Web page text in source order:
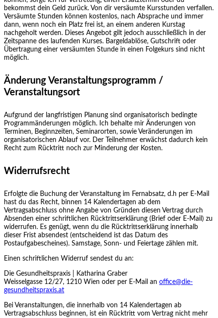
bekommst dein Geld zurück. Von dir versäumte Kursstunden verfallen.
Versäumte Stunden können kostenlos, nach Absprache und immer
dann, wenn noch ein Platz frei ist, an einem anderen Kurstag
nachgeholt werden. Dieses Angebot gilt jedoch ausschließlich in der
Zeitspanne des laufenden Kurses. Bargeldablöse, Gutschrift oder
Übertragung einer versäumten Stunde in einen Folgekurs sind nicht
möglich.
Änderung Veranstaltungsprogramm /
Veranstaltungsort
Aufgrund der langfristigen Planung sind organisatorisch bedingte
Programmänderungen möglich. Ich behalte mir Änderungen von
Terminen, Beginnzeiten, Seminarorten, sowie Veränderungen im
organisatorischen Ablauf vor. Der Teilnehmer erwächst dadurch kein
Recht zum Rücktritt noch zur Minderung der Kosten.
Widerrufsrecht
Erfolgte die Buchung der Veranstaltung im Fernabsatz, d.h per E-Mail
hast du das Recht, binnen 14 Kalendertagen ab dem
Vertragsabschluss ohne Angabe von Gründen diesen Vertrag durch
Absenden einer schriftlichen Rücktrittserklärung (Brief oder E-Mail) zu
widerrufen. Es genügt, wenn du die Rücktrittserklärung innerhalb
dieser Frist absendest (entscheidend ist das Datum des
Postaufgabescheines). Samstage, Sonn- und Feiertage zählen mit.
Einen schriftlichen Widerruf sendest du an:
Die Gesundheitspraxis | Katharina Graber
Weisselgasse 12/27, 1210 Wien oder per E-Mail an office@die-
gesundheitspraxis.at
Bei Veranstaltungen, die innerhalb von 14 Kalendertagen ab
Vertragsabschluss beginnen, ist ein Rücktritt vom Vertrag nicht mehr